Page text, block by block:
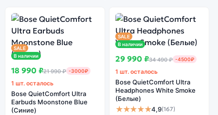
SALE
В наличии
18 990 ₽21 990 ₽ -3000₽
1 шт. осталось
Bose QuietComfort Ultra
Earbuds Moonstone Blue
(Синие)
SALE
В наличии
29 990 ₽34 490 ₽ -4500₽
1 шт. осталось
Bose QuietComfort Ultra
Headphones White Smoke
(Белые)
★★★★★4,9(167)